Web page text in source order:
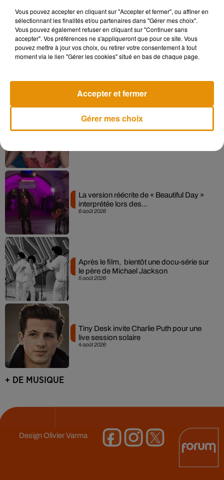
7 août 2026
Angèle et Amélie Lens dévoilent leur
Pomme emprunte le décor de l’émission
6 août 2026
La version réécrite de « Beautiful Day »
interprétée lors des...
5 août 2026
Après le film, bientôt une docu-série sur
le père de Michael Jackson
4 août 2026
Tiny Desk invite Charlie Puth pour une
live session solaire
+ DE MUSIQUE
DesignOlivier Varma
Vous pouvez accepter en cliquant sur "Accepter et fermer", ou affiner en
sélectionnant les finalités et/ou partenaires dans "Gérer mes choix".
Vous pouvez également refuser en cliquant sur "Continuer sans
accepter". Vos préférences ne s'appliqueront que pour ce site. Vous
pouvez mettre à jour vos choix, ou retirer votre consentement à tout
moment via le lien "Gérer les cookies" situé en bas de chaque page.
Gérer mes choix
Accepter et fermer